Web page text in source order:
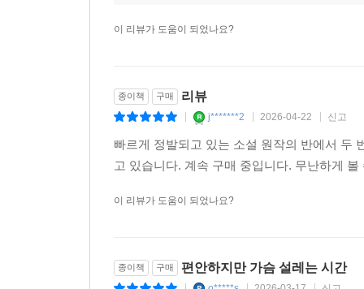
이 리뷰가 도움이 되었나요?
종이책 구매 리뷰
j*******2 2026-04-22 신고
빠르게 정발되고 있는 소설 원작의 반에서 두
고 있습니다. 계속 구매 중입니다. 무난하게
이 리뷰가 도움이 되었나요?
종이책 구매 편안하지만 가슴 설레는 시간